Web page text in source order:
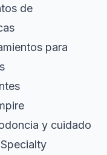
de
para
y cuidado